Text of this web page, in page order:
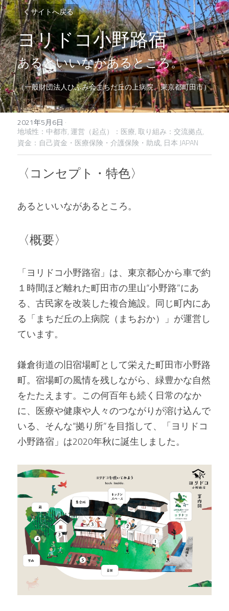
サイトへ戻る
ヨリドコ小野路宿
あるといいながあるところ。
（一般財団法人ひふみ会まちだ丘の上病院、東京都町田市）
2021年5月6日 ·
地域性：中都市, 運営（起点）：医療,取り組み：交流拠点,
資金：自己資金・医療保険・介護保険・助成, 日本 JAPAN
〈コンセプト・特色〉
あるといいながあるところ。
〈概要〉
「ヨリドコ小野路宿」は、東京都心から車で約
１時間ほど離れた町田市の里山“小野路”にあ
る、古民家を改装した複合施設。同じ町内にあ
る「まちだ丘の上病院（まちおか）」が運営し
ています。
鎌倉街道の旧宿場町として栄えた町田市小野路
町。宿場町の風情を残しながら、緑豊かな自然
をたたえます。この何百年も続く日常のなか
に、医療や健康や人々のつながりが溶け込んで
いる、そんな“拠り所”を目指して、「ヨリドコ
小野路宿」は2020年秋に誕生しました。